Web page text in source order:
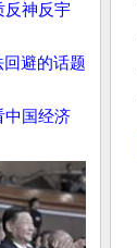
反神反宇
回避的话题
中国经济